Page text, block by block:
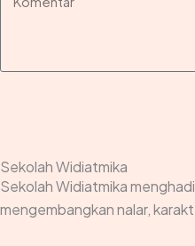
Sekolah Widiatmika
Sekolah Widiatmika
mengembangkan nalar,